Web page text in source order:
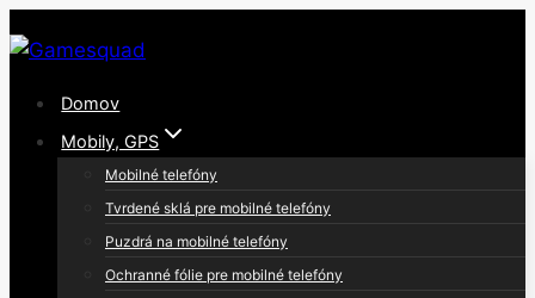
to
Domov
Mobily, GPS
Mobilné telefóny
Tvrdené sklá pre mobilné telefóny
Puzdrá na mobilné telefóny
Ochranné fólie pre mobilné telefóny